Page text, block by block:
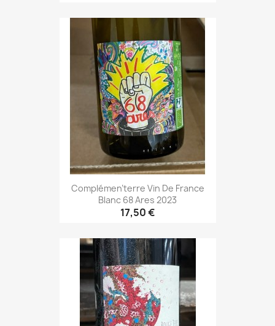
Complémen'terre Vin De France
Blanc 68 Ares 2023
17,50 €